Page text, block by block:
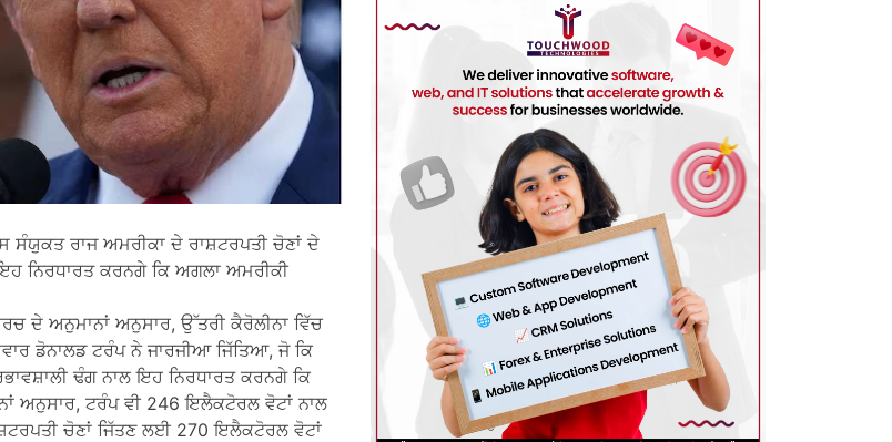
ਸੰਯੁਕਤ ਰਾਜ ਅਮਰੀਕਾ ਦੇ ਰਾਸ਼ਟਰਪਤੀ ਚੋਣਾਂ ਦੇ
ਨਿਰਧਾਰਤ ਕਰਨਗੇ ਕਿ ਅਗਲਾ ਅਮਰੀਕੀ
ਦੇ ਅਨੁਮਾਨਾਂ ਅਨੁਸਾਰ, ਉੱਤਰੀ ਕੈਰੋਲੀਨਾ ਵਿੱਚ
ਡੋਨਾਲਡ ਟਰੰਪ ਨੇ ਜਾਰਜੀਆ ਜਿੱਤਿਆ, ਜੋ ਕਿ
ਢੰਗ ਨਾਲ ਇਹ ਨਿਰਧਾਰਤ ਕਰਨਗੇ ਕਿ
ਅਨੁਸਾਰ, ਟਰੰਪ ਵੀ 246 ਇਲੈਕਟੋਰਲ ਵੋਟਾਂ ਨਾਲ
ਚੋਣਾਂ ਜਿੱਤਣ ਲਈ 270 ਇਲੈਕਟੋਰਲ ਵੋਟਾਂ